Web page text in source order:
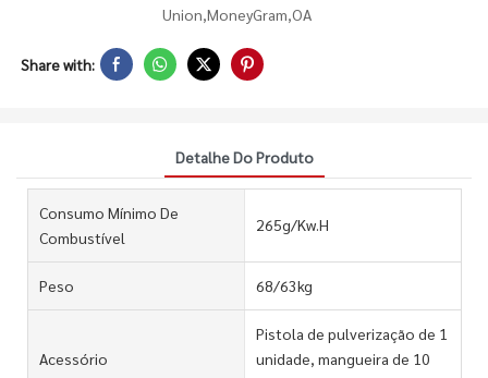
Union,MoneyGram,OA
Share with:
Detalhe Do Produto
Consumo Mínimo De
Combustível
265g/Kw.H
Peso 68/63kg
Acessório
Pistola de pulverização de 1
unidade, mangueira de 10